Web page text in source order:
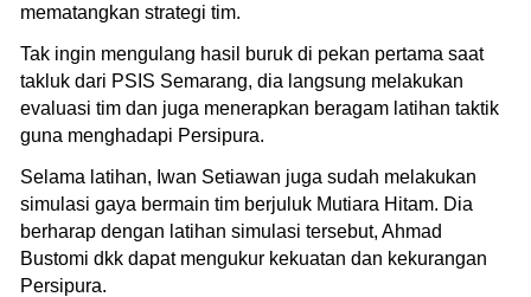
mematangkan strategi tim.
Tak ingin mengulang hasil buruk di pekan pertama saat
takluk dari PSIS Semarang, dia langsung melakukan
evaluasi tim dan juga menerapkan beragam latihan taktik
guna menghadapi Persipura.
Selama latihan, Iwan Setiawan juga sudah melakukan
simulasi gaya bermain tim berjuluk Mutiara Hitam. Dia
berharap dengan latihan simulasi tersebut, Ahmad
Bustomi dkk dapat mengukur kekuatan dan kekurangan
Persipura.